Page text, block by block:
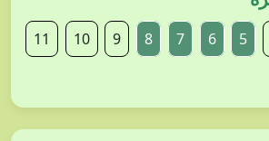
5
6
7
8
9
10
11